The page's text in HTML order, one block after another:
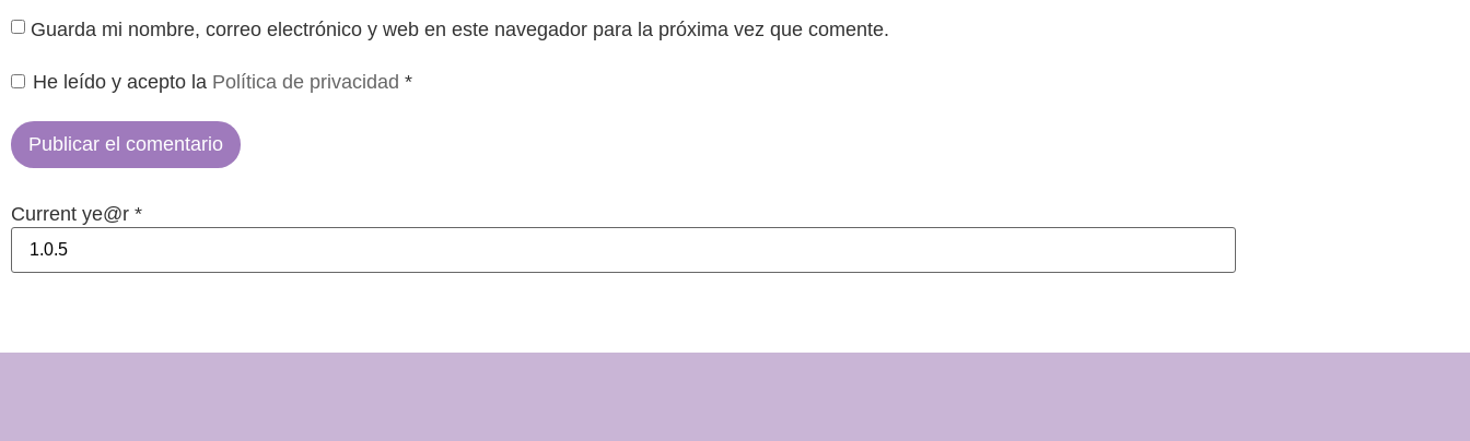
Guarda mi nombre, correo electrónico y web en este navegador para la próxima vez que comente.
He leído y acepto la Política de privacidad *
Current ye@r *